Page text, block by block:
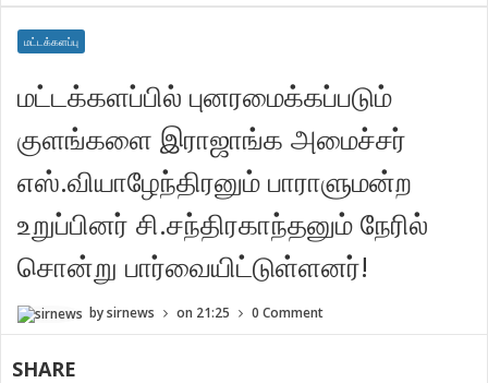
மட்டக்களப்பு
மட்டக்களப்பில் புனரமைக்கப்படும்
குளங்களை இராஜாங்க அமைச்சர்
எஸ்.வியாழேந்திரனும் பாராளுமன்ற
உறுப்பினர் சி.சந்திரகாந்தனும் நேரில்
சொன்று பார்வையிட்டுள்ளனர்!
bysirnews on 21:25 0 Comment
SHARE